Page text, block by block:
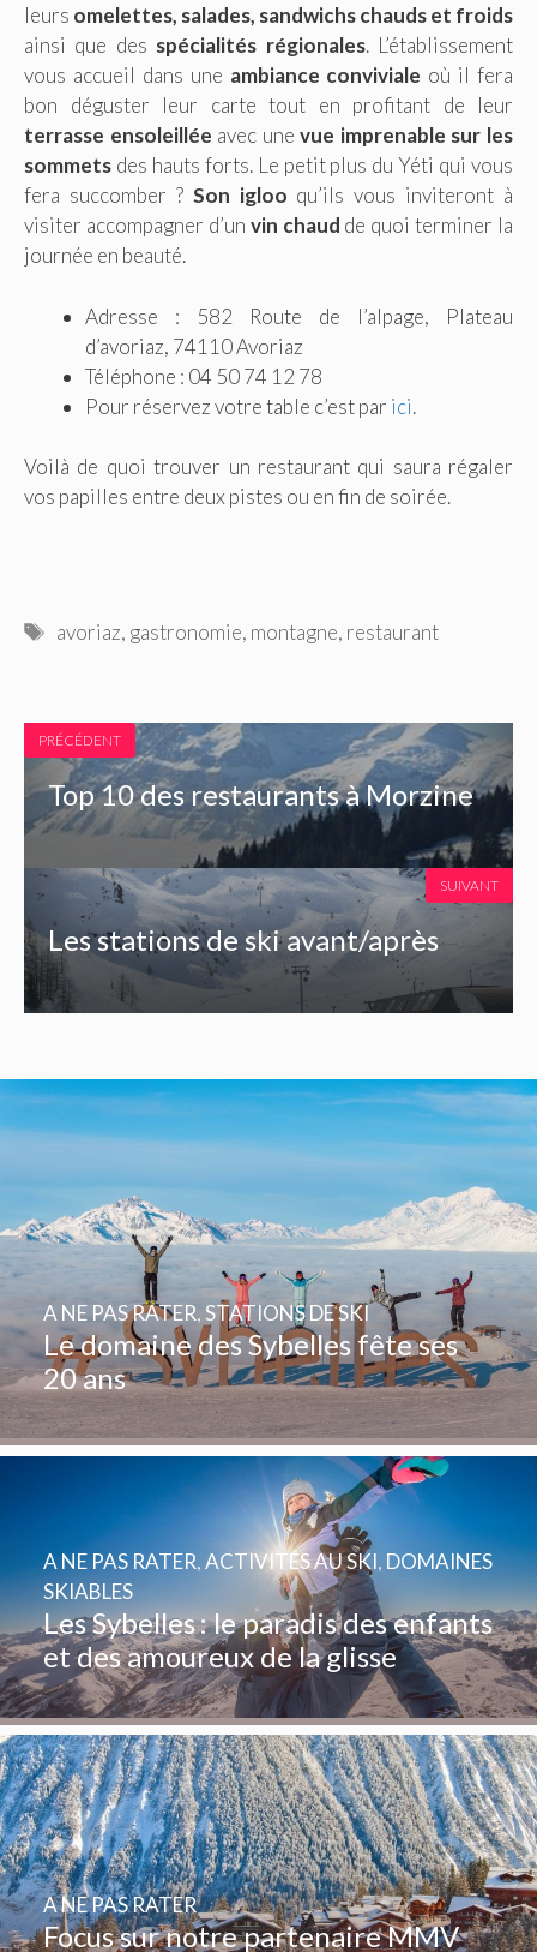
leurs omelettes, salades, sandwichs chauds et froids
ainsi que des spécialités régionales. L’établissement
vous accueil dans une ambiance conviviale où il fera
bon déguster leur carte tout en profitant de leur
terrasse ensoleillée avec unevue imprenable sur les
sommets des hauts forts. Le petit plus du Yéti qui vous
fera succomber ? Son igloo qu’ils vous inviteront à
visiter accompagner d’un vin chaud de quoi terminer la
journée en beauté.
Adresse : 582 Route de l’alpage, Plateau
d’avoriaz, 74110 Avoriaz
Téléphone : 04 50 74 12 78
Pour réservez votre table c’est par ici.
Voilà de quoi trouver un restaurant qui saura régaler
vos papilles entre deux pistes ou en fin de soirée.
Étiquettes
avoriaz, gastronomie, montagne, restaurant
PRÉCÉDENT
Top 10 des restaurants à Morzine
Les stations de ski avant/après
SUIVANT
Le domaine des Sybelles fête ses
20 ans
A NE PAS RATER,STATIONS DE SKI
Les Sybelles : le paradis des enfants
et des amoureux de la glisse
A NE PAS RATER,ACTIVITÉS AU SKI, DOMAINES
SKIABLES
Focus sur notre partenaire MMV
A NE PAS RATER